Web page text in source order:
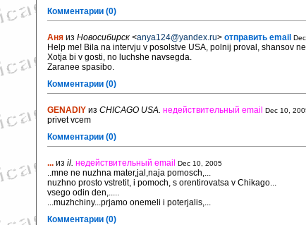
Комментарии (0)
Аня из Новосибирск <anya124@yandex.ru> отправить email
Help me! Bila na intervju v posolstve USA, polnij proval, shansov
Xotja bi v gosti, no luchshe navsegda.
Zaranee spasibo.
Комментарии (0)
GENADIY из CHICAGO USA. недействительный email Dec 10,
privet vcem
Комментарии (0)
... из il. недействительный email Dec 10, 2005
..mne ne nuzhna mater,jal,naja pomosch,...
nuzhno prosto vstretit, i pomoch, s orentirovatsa v Chikago...
vsego odin den,.....
...muzhchiny...prjamo onemeli i poterjalis,...
Комментарии (0)